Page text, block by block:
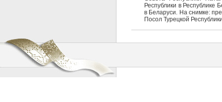
Республики в
в Беларуси. На снимке:
Посол Турецкой